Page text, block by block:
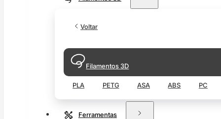
Voltar
Filamentos 3D
PLA PETG ASA ABS PC
Ferramentas